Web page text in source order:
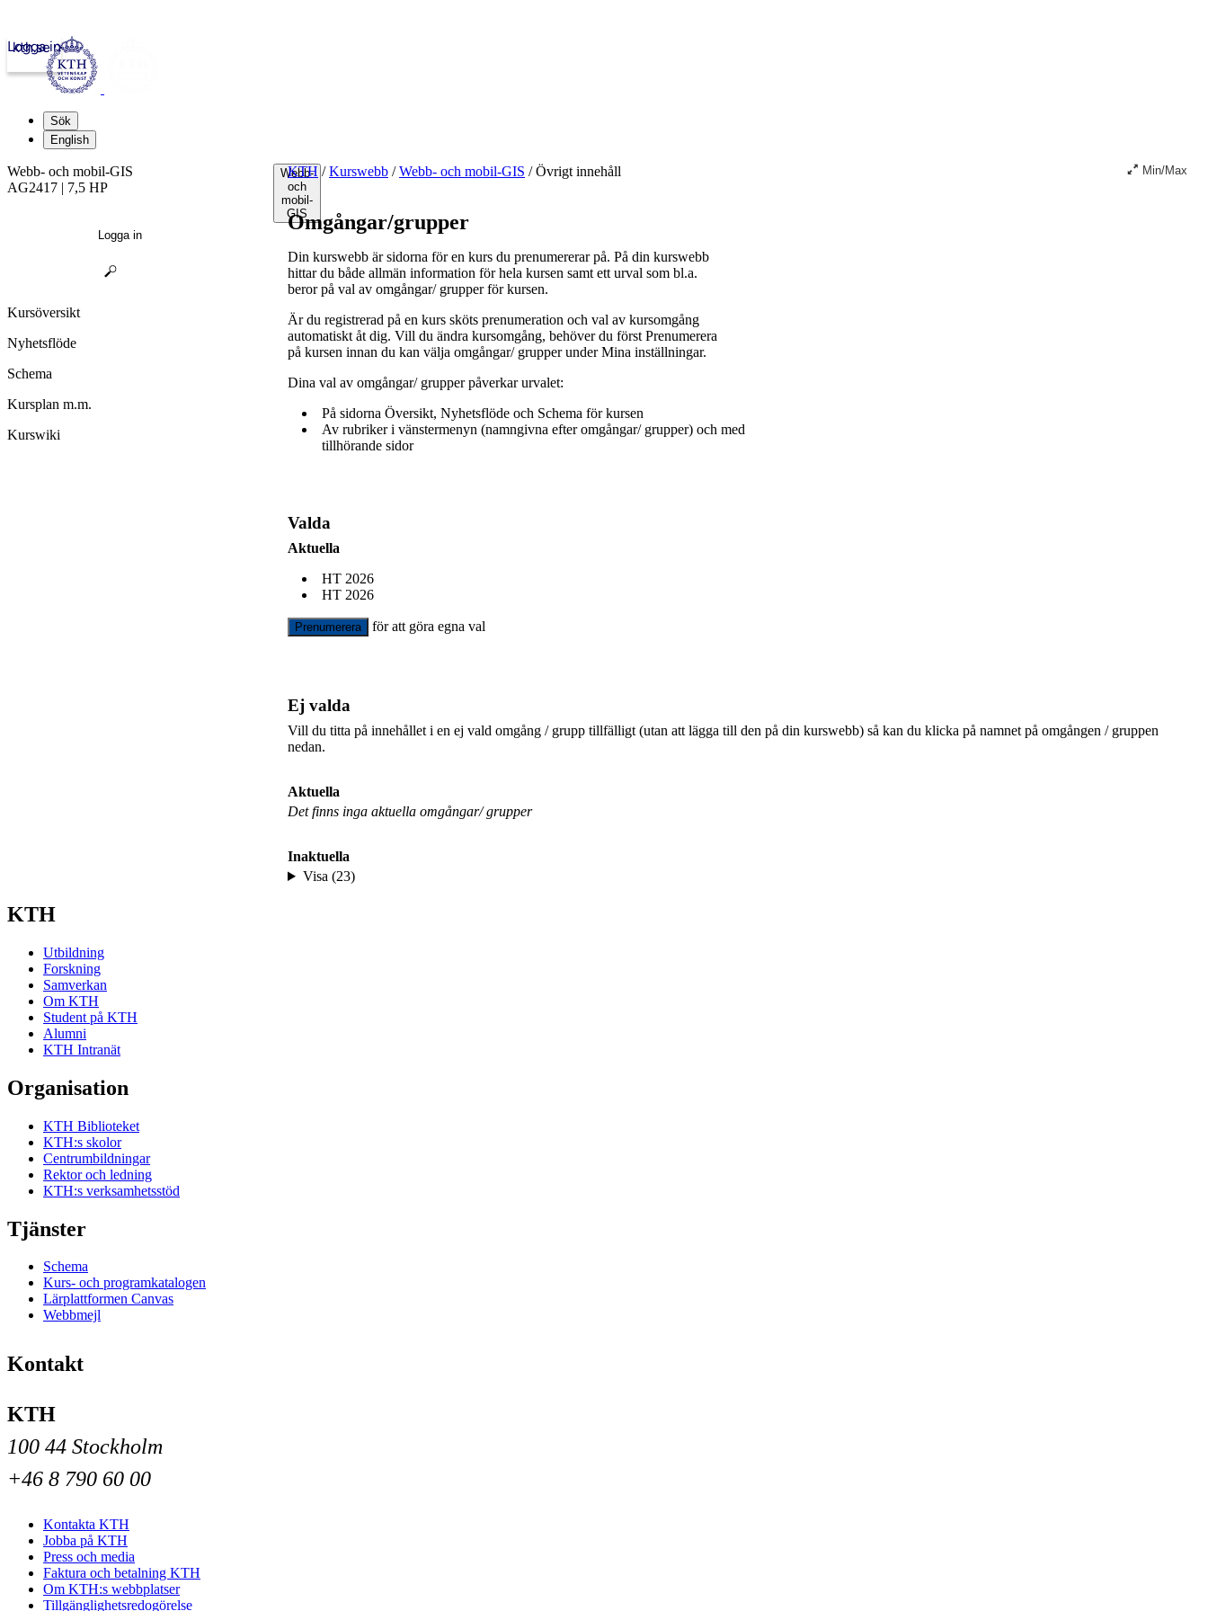
kth.se
Logga in
Sök
English
Webb-
och
mobil-
GIS
KTH / Kurswebb / Webb- och mobil-GIS /Övrigt innehåll Min/Max
Omgångar/grupper
Din kurswebb är sidorna för en kurs du prenumererar på. På din kurswebb
hittar du både allmän information för hela kursen samt ett urval som bl.a.
beror på val av omgångar/ grupper för kursen.
Är du registrerad på en kurs sköts prenumeration och val av kursomgång
automatiskt åt dig. Vill du ändra kursomgång, behöver du först Prenumerera
på kursen innan du kan välja omgångar/ grupper under Mina inställningar.
Dina val av omgångar/ grupper påverkar urvalet:
På sidorna Översikt, Nyhetsflöde och Schema för kursen
Av rubriker i vänstermenyn (namngivna efter omgångar/ grupper) och med
tillhörande sidor
Valda
Aktuella
HT 2026
HT 2026
Prenumerera för att göra egna val
Ej valda
Vill du titta på innehållet i en ej vald omgång / grupp tillfälligt (utan att lägga till den på din kurswebb) så kan du klicka på namnet på omgången / gruppen
nedan.
Aktuella
Det finns inga aktuella omgångar/ grupper
Inaktuella
Visa (23)
Webb- och mobil-GIS
AG2417 | 7,5 HP
Logga in
Kursöversikt
Nyhetsflöde
Schema
Kursplan m.m.
Kurswiki
KTH
Utbildning
Forskning
Samverkan
Om KTH
Student på KTH
Alumni
KTH Intranät
Organisation
KTH Biblioteket
KTH:s skolor
Centrumbildningar
Rektor och ledning
KTH:s verksamhetsstöd
Tjänster
Schema
Kurs- och programkatalogen
Lärplattformen Canvas
Webbmejl
Kontakt
KTH
100 44 Stockholm
+46 8 790 60 00
Kontakta KTH
Jobba på KTH
Press och media
Faktura och betalning KTH
Om KTH:s webbplatser
Tillgänglighetsredogörelse